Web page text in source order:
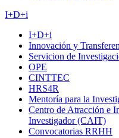
I+D+i
I+D+i
Innovación y
Servicion de
OPE
CINTTEC
HRS4R
Mentoría para la
Centro de Atracción e
Investigador (CAIT)
Convocatorias RRHH